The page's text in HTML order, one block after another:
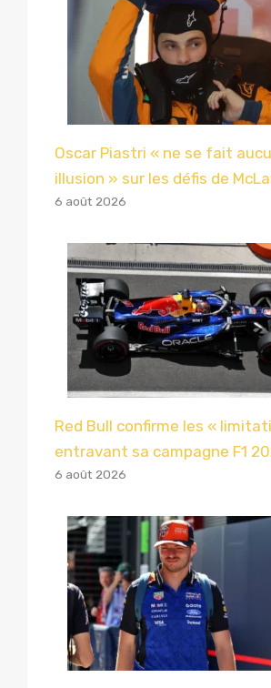
Oscar Piastri « ne se fait
illusion » sur les défis de
6 août 2026
Red Bull confirme les «
entravant sa campagne F1
6 août 2026